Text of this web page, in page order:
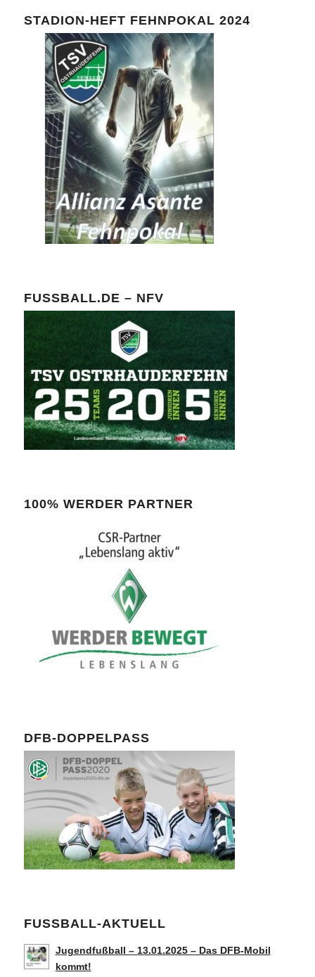
STADION-HEFT FEHNPOKAL 2024
FUSSBALL.DE – NFV
100% WERDER PARTNER
DFB-DOPPELPASS
FUSSBALL-AKTUELL
Jugendfußball – 13.01.2025 – Das DFB-Mobil
kommt!